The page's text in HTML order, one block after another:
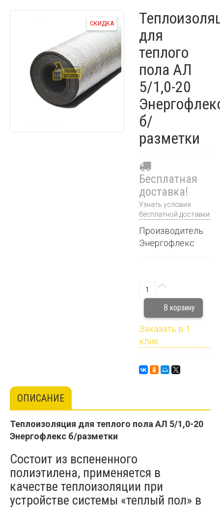
СКИДКА
для
теплого
пола АЛ
5/1,0-20
б/
разметки
Бесплатная
доставка!
Узнать условия
бесплатной доставки
Производитель:
Энергофлекс
Заказать в 1
клик
ОПИСАНИЕ
Теплоизоляция для теплого пола АЛ 5/1,0-20
Энергофлекс б/разметки
Состоит из вспененного
полиэтилена, применяется в
качестве теплоизоляции при
устройстве системы «теплый пол» в